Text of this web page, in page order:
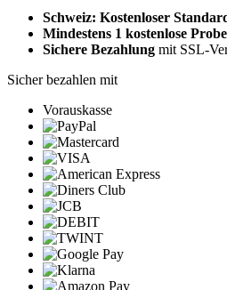
Schweiz: Kostenloser
Mindestens 1 kostenlose Probe
Sichere Bezahlung mit SSL-
Sicher bezahlen mit
Vorauskasse